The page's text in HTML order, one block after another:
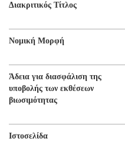
Διακριτικός Τίτλος
Νομική Μορφή
Άδεια για διασφάλιση της
υποβολής των εκθέσεων
βιωσιμότητας
Ιστοσελίδα